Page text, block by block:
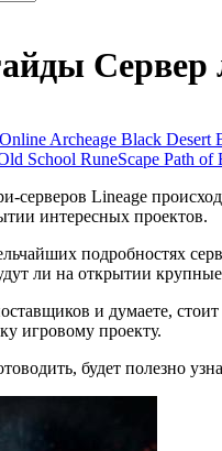
Сервер
Archeage Black Desert
School RuneScape Path of
Lineage
интересных проектов.
подробностях
ли на открытии
и думаете,
игровому проекту.
будет полезно